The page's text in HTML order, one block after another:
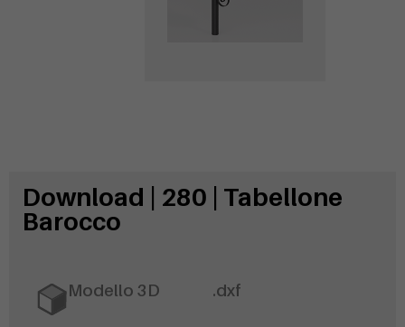
Download | 280 | Tabellone
Barocco
Modello 3D .dxf